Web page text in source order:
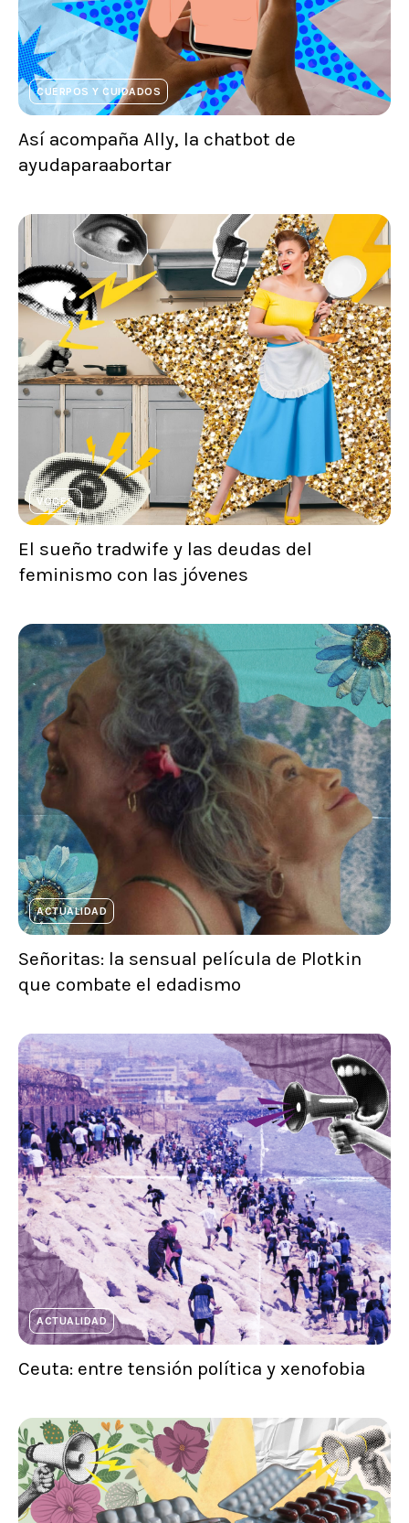
CUERPOS Y CUIDADOS
Así acompaña Ally, la chatbot de
ayudaparaabortar
VOCES
El sueño tradwife y las deudas del
feminismo con las jóvenes
ACTUALIDAD
Señoritas: la sensual película de Plotkin
que combate el edadismo
ACTUALIDAD
Ceuta: entre tensión política y xenofobia